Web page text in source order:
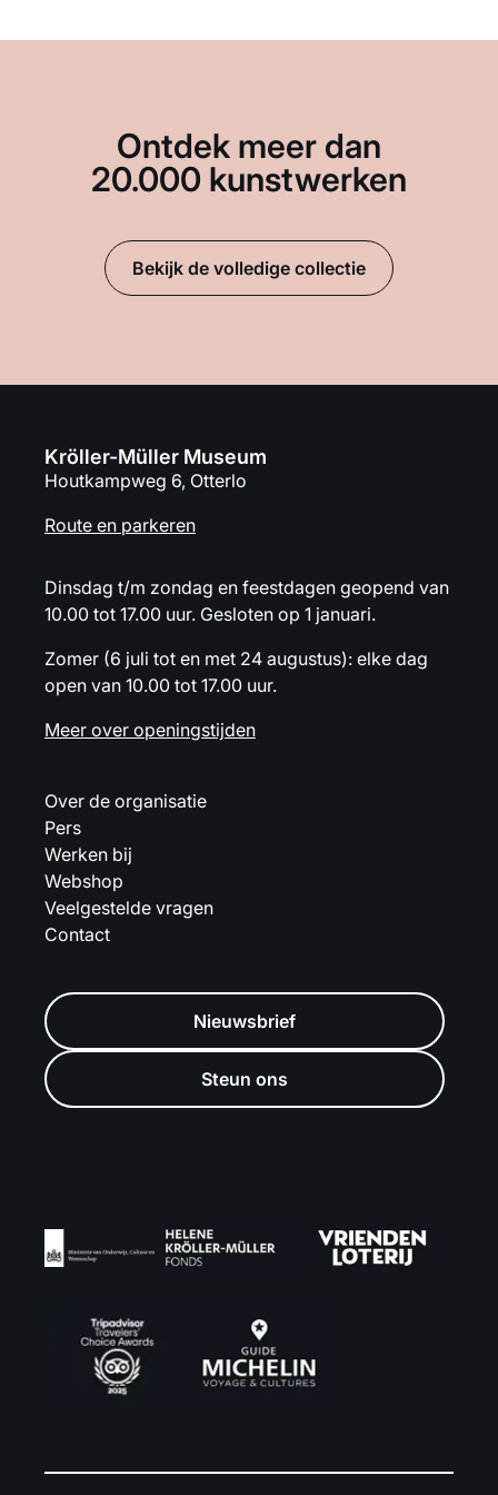
Ontdek meer dan
20.000 kunstwerken
Bekijk de volledige collectie
Kröller-Müller Museum
Houtkampweg 6, Otterlo
Route en parkeren
Dinsdag t/m zondag en feestdagen geopend van
10.00 tot 17.00 uur. Gesloten op 1 januari.
Zomer (6 juli tot en met 24 augustus): elke dag
open van 10.00 tot 17.00 uur.
Meer over openingstijden
Over de organisatie
Pers
Werken bij
Webshop
Veelgestelde vragen
Contact
Nieuwsbrief
Steun ons